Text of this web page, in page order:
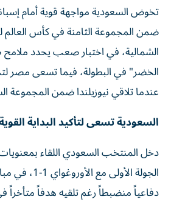
تخوض السعودية مواجهة قوية أمام
ضمن المجموعة الثامنة في كأس العالم
الشمالية، في اختبار صعب يحدد
الخضر" في البطولة، فيما تسعى مصر
عندما تلاقي نيوزيلندا ضمن المجموعة
السعودية تسعى لتأكيد البداية
دخل المنتخب السعودي اللقاء
الجولة الأولى
دفاعياً منضبطاً رغم تلقيه هدفاً متأخراً في